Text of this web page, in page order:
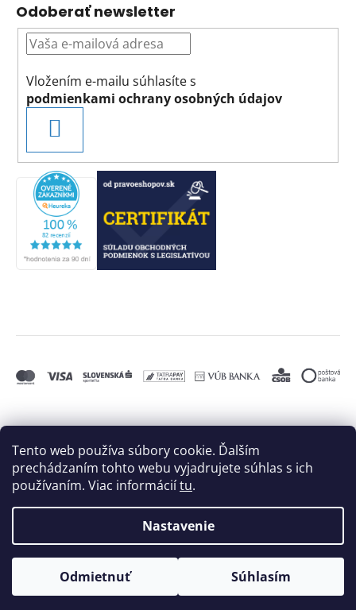
Tento web používa súbory cookie. Ďalším
prechádzaním tohto webu vyjadrujete súhlas s ich
používaním. Viac informáciítu.
Nastavenie
Odmietnuť Súhlasím
Odoberať newsletter
Vložením e-mailu súhlasíte s
podmienkami ochrany osobných údajov
SA
Vytvoril Shoptet a
Adatelier
Copyright 2026BIELE MORE, s.r.o.. Všetky práva
vyhradené.